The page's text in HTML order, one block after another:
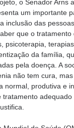
o Senador Arns
um importante
inclusão das
que o
psicoterapia,
da família,
pela doença. A
não tem cura,
normal, produtiva e
tratamento